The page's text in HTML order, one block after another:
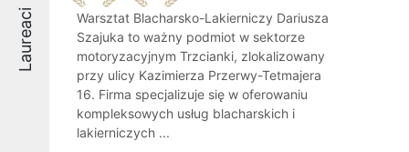
Laureaci
Warsztat Blacharsko-Lakierniczy Dariusza
Szajuka to ważny podmiot w sektorze
motoryzacyjnym Trzcianki, zlokalizowany
przy ulicy Kazimierza Przerwy-Tetmajera
16. Firma specjalizuje się w oferowaniu
kompleksowych usług blacharskich i
lakierniczych ...